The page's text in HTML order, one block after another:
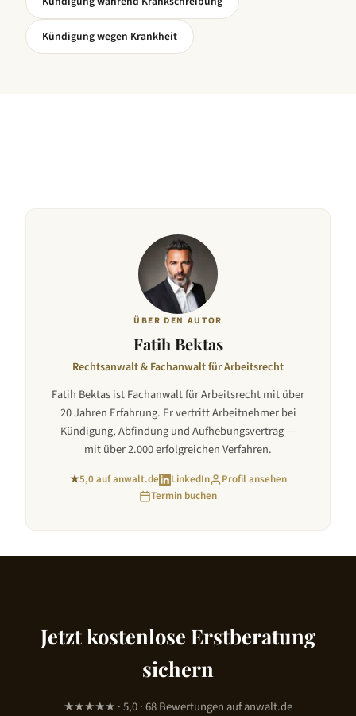
Kündigung wegen Krankheit
ÜBER DEN AUTOR
Fatih Bektas
Rechtsanwalt & Fachanwalt für Arbeitsrecht
Fatih Bektas ist Fachanwalt für Arbeitsrecht mit über
20 Jahren Erfahrung. Er vertritt Arbeitnehmer bei
Kündigung, Abfindung und Aufhebungsvertrag —
mit über 2.000 erfolgreichen Verfahren.
★5,0 auf anwalt.de LinkedIn
Profil ansehen
Termin buchen
Jetzt kostenlose Erstberatung
sichern
★★★★★ · 5,0 · 68 Bewertungen auf anwalt.de